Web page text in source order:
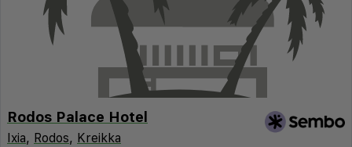
Rodos Palace Hotel
Ixia, Rodos, Kreikka